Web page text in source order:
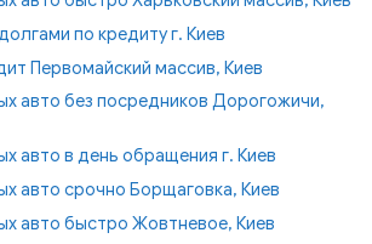
по кредиту г. Киев
Первомайский массив, Киев
авто без посредников Дорогожичи,
авто в день обращения г. Киев
авто срочно Борщаговка, Киев
авто быстро Жовтневое, Киев